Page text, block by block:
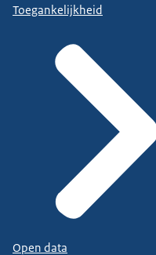
Toegankelijkheid
Open data